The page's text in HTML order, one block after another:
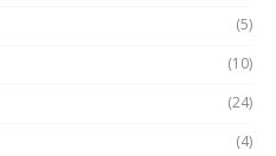
(5)
(10)
(24)
(4)